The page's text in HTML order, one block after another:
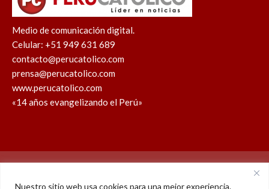
Nuestro sitio web usa cookies para una mejor experiencia.
Medio de comunicación digital.
Celular: +51 949 631 689
contacto@perucatolico.com
prensa@perucatolico.com
www.perucatolico.com
«14 años evangelizando el Perú»